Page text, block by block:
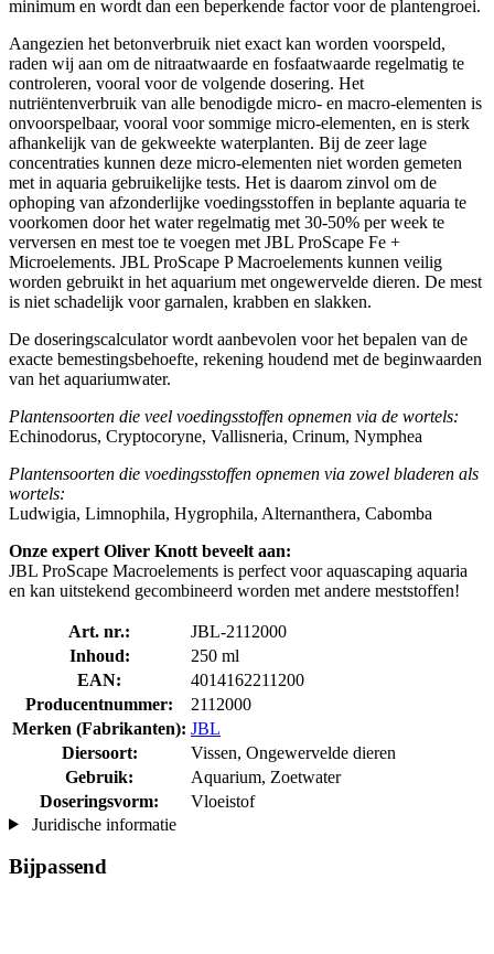
minimum en wordt dan een beperkende factor voor de plantengroei.
Aangezien het betonverbruik niet exact kan worden voorspeld,
raden wij aan om de nitraatwaarde en fosfaatwaarde regelmatig te
controleren, vooral voor de volgende dosering. Het
nutriëntenverbruik van alle benodigde micro- en macro-elementen is
onvoorspelbaar, vooral voor sommige micro-elementen, en is sterk
afhankelijk van de gekweekte waterplanten. Bij de zeer lage
concentraties kunnen deze micro-elementen niet worden gemeten
met in aquaria gebruikelijke tests. Het is daarom zinvol om de
ophoping van afzonderlijke voedingsstoffen in beplante aquaria te
voorkomen door het water regelmatig met 30-50% per week te
verversen en mest toe te voegen met JBL ProScape Fe +
Microelements. JBL ProScape P Macroelements kunnen veilig
worden gebruikt in het aquarium met ongewervelde dieren. De mest
is niet schadelijk voor garnalen, krabben en slakken.
De doseringscalculator wordt aanbevolen voor het bepalen van de
exacte bemestingsbehoefte, rekening houdend met de beginwaarden
van het aquariumwater.
Plantensoorten die veel voedingsstoffen opnemen via de wortels:
Echinodorus, Cryptocoryne, Vallisneria, Crinum, Nymphea
Plantensoorten die voedingsstoffen opnemen via zowel bladeren als
wortels:
Ludwigia, Limnophila, Hygrophila, Alternanthera, Cabomba
Onze expert Oliver Knott beveelt aan:
JBL ProScape Macroelements is perfect voor aquascaping aquaria
en kan uitstekend gecombineerd worden met andere meststoffen!
Art. nr.:
JBL-2112000
Inhoud:
250 ml
EAN:
4014162211200
Producentnummer:
2112000
Merken (Fabrikanten): JBL
Diersoort:
Vissen, Ongewervelde dieren
Gebruik:
Aquarium, Zoetwater
Doseringsvorm:
Vloeistof
Juridische informatie
Bijpassend